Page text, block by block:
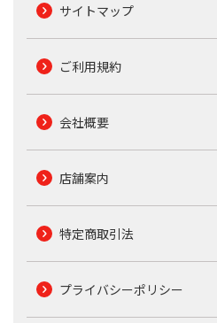
サイトマップ
ご利用規約
会社概要
店舗案内
特定商取引法
プライバシーポリシー